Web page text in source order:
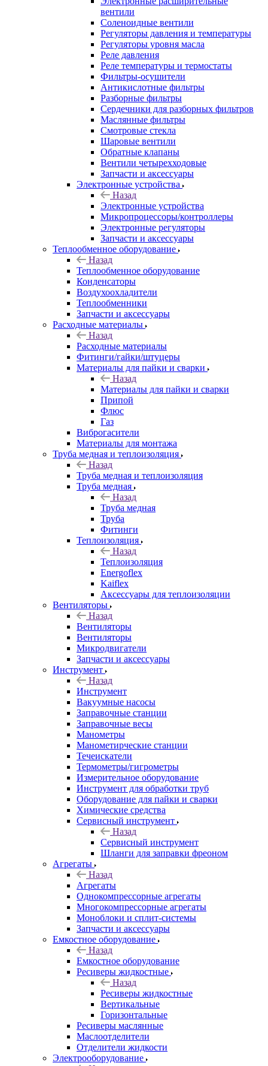
вентили
Соленоидные вентили
Регуляторы давления и температуры
Регуляторы уровня масла
Реле давления
Реле температуры и термостаты
Фильтры-осушители
Антикислотные фильтры
Разборные фильтры
Сердечники для разборных фильтров
Маслянные фильтры
Смотровые стекла
Шаровые вентили
Обратные клапаны
Вентили четырехходовые
Запчасти и аксессуары
Электронные устройства
Назад
Электронные устройства
Микропроцессоры/контроллеры
Электронные регуляторы
Запчасти и аксессуары
Теплообменное оборудование
Назад
Теплообменное оборудование
Конденсаторы
Воздухоохладители
Теплообменники
Запчасти и аксессуары
Расходные материалы
Назад
Расходные материалы
Фитинги/гайки/штуцеры
Материалы для пайки и сварки
Назад
Материалы для пайки и сварки
Припой
Флюс
Газ
Виброгасители
Материалы для монтажа
Труба медная и теплоизоляция
Назад
Труба медная и теплоизоляция
Труба медная
Назад
Труба медная
Труба
Фитинги
Теплоизоляция
Назад
Теплоизоляция
Energoflex
Kaiflex
Аксессуары для теплоизоляции
Вентиляторы
Назад
Вентиляторы
Вентиляторы
Микродвигатели
Запчасти и аксессуары
Инструмент
Назад
Инструмент
Вакуумные насосы
Заправочные станции
Заправочные весы
Манометры
Манометирческие станции
Течеискатели
Термометры/гигрометры
Измерительное оборудование
Инструмент для обработки труб
Оборудование для пайки и сварки
Химические средства
Сервисный инструмент
Назад
Сервисный инструмент
Шланги для заправки фреоном
Агрегаты
Назад
Агрегаты
Однокомпрессорные агрегаты
Многокомпрессорные агрегаты
Моноблоки и сплит-системы
Запчасти и аксессуары
Емкостное оборудование
Назад
Емкостное оборудование
Ресиверы жидкостные
Назад
Ресиверы жидкостные
Вертикальные
Горизонтальные
Ресиверы маслянные
Маслоотделители
Отделители жидкости
Электрооборудование